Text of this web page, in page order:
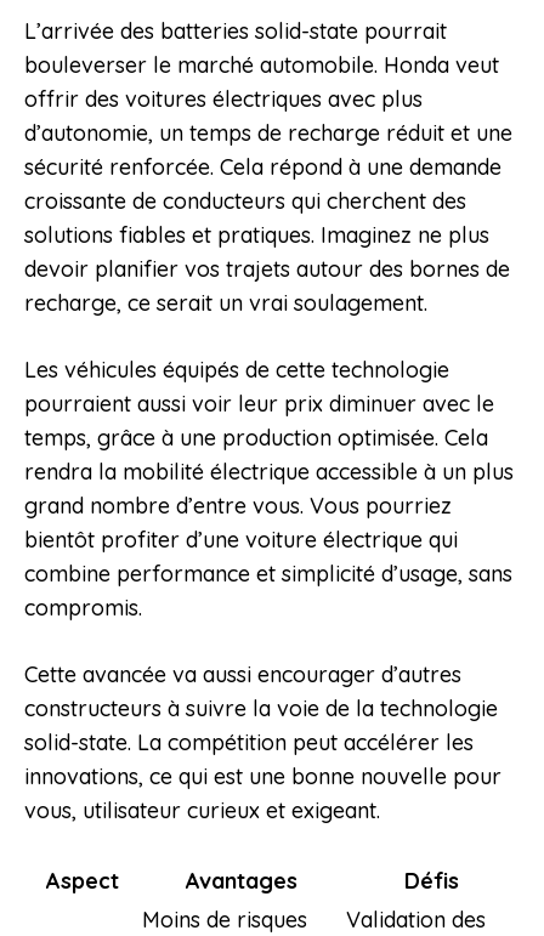
L’arrivée des batteries solid-state pourrait
bouleverser le marché automobile. Honda veut
offrir des voitures électriques avec plus
d’autonomie, un temps de recharge réduit et une
sécurité renforcée. Cela répond à une demande
croissante de conducteurs qui cherchent des
solutions fiables et pratiques. Imaginez ne plus
devoir planifier vos trajets autour des bornes de
recharge, ce serait un vrai soulagement.
Les véhicules équipés de cette technologie
pourraient aussi voir leur prix diminuer avec le
temps, grâce à une production optimisée. Cela
rendra la mobilité électrique accessible à un plus
grand nombre d’entre vous. Vous pourriez
bientôt profiter d’une voiture électrique qui
combine performance et simplicité d’usage, sans
compromis.
Cette avancée va aussi encourager d’autres
constructeurs à suivre la voie de la technologie
solid-state. La compétition peut accélérer les
innovations, ce qui est une bonne nouvelle pour
vous, utilisateur curieux et exigeant.
Aspect Avantages Défis
Moins de risques
Validation des